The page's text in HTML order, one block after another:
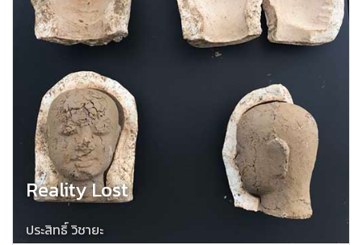
Reality Lost
ประสิทธิ์ วิชายะ